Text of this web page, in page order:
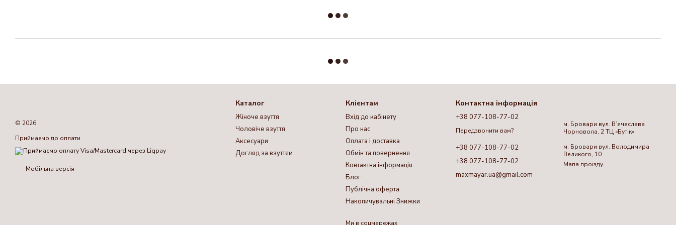
© 2026
Приймаємо до оплати
Мобільна версія
Каталог
Жіноче взуття
Чоловіче взуття
Аксесуари
Догляд за взуттям
Клієнтам
Вхід до кабінету
Про нас
Оплата і доставка
Обмін та повернення
Контактна інформація
Блог
Публічна оферта
Накопичувальні Знижки
Ми в соцмережах
Контактна інформація
+38 077-108-77-02
Передзвонити вам?
+38 077-108-77-02
+38 077-108-77-02
maxmayar.ua@gmail.com
м. Бровари вул. Вʼячеслава
Чорновола, 2 ТЦ «Бутік»
м. Бровари вул. Володимира
Великого, 10
Мапа проїзду